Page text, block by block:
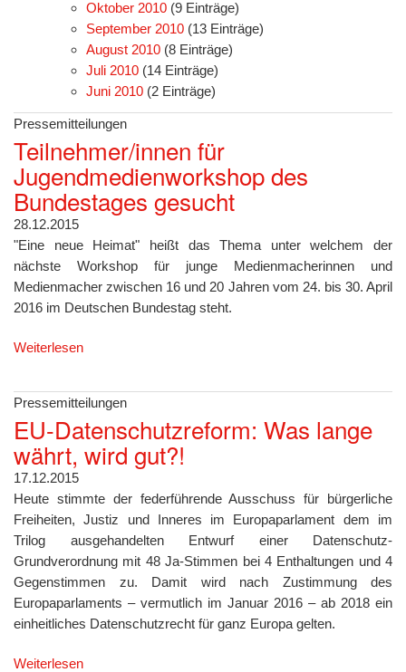
Oktober 2010 (9 Einträge)
September 2010 (13 Einträge)
August 2010 (8 Einträge)
Juli 2010 (14 Einträge)
Juni 2010 (2 Einträge)
Pressemitteilungen
Teilnehmer/innen für
Jugendmedienworkshop des
Bundestages gesucht
28.12.2015
"Eine neue Heimat" heißt das Thema unter welchem der
nächste Workshop für junge Medienmacherinnen und
Medienmacher zwischen 16 und 20 Jahren vom 24. bis 30. April
2016 im Deutschen Bundestag steht.
Weiterlesen
Pressemitteilungen
EU-Datenschutzreform: Was lange
währt, wird gut?!
17.12.2015
Heute stimmte der federführende Ausschuss für bürgerliche
Freiheiten, Justiz und Inneres im Europaparlament dem im
Trilog ausgehandelten Entwurf einer Datenschutz-
Grundverordnung mit 48 Ja-Stimmen bei 4 Enthaltungen und 4
Gegenstimmen zu. Damit wird nach Zustimmung des
Europaparlaments – vermutlich im Januar 2016 – ab 2018 ein
einheitliches Datenschutzrecht für ganz Europa gelten.
Weiterlesen